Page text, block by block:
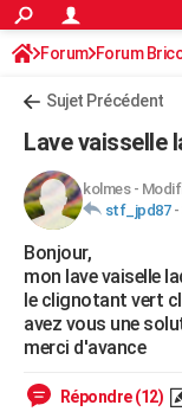
ACTUALITÉS
Politique
Société
Faits Divers
Education
Monde
Villes
+
FINANCE
Retraite
Impôts
Epargne
Immobilier
Risques naturels par
Banque
Assurance
Crédit
AUTO
Essais
Réserver un essai
Citadines
Berlines
SUV
Forum auto
+HIGH-TECH
Mobiles
Meilleur smartphone
Internet
Ordinateurs
Jeux vidéo
Guide high-tech
+BRICOLAGE
Forum
Aménagement intérieur
Extérieur
Cuisine
Salle de bains
Jardinage
Rangement
Guides de France
Escapades
Patrimoine
Expositions
Musées
Week-end nature
Forum Forum
Sujet Précédent
Lave vaisselle
kolmes-
stf_jpd87-
Bonjour,
mon lave vaiselle
le clignotant vert
avez vous une
merci d'avance
Répondre (12)